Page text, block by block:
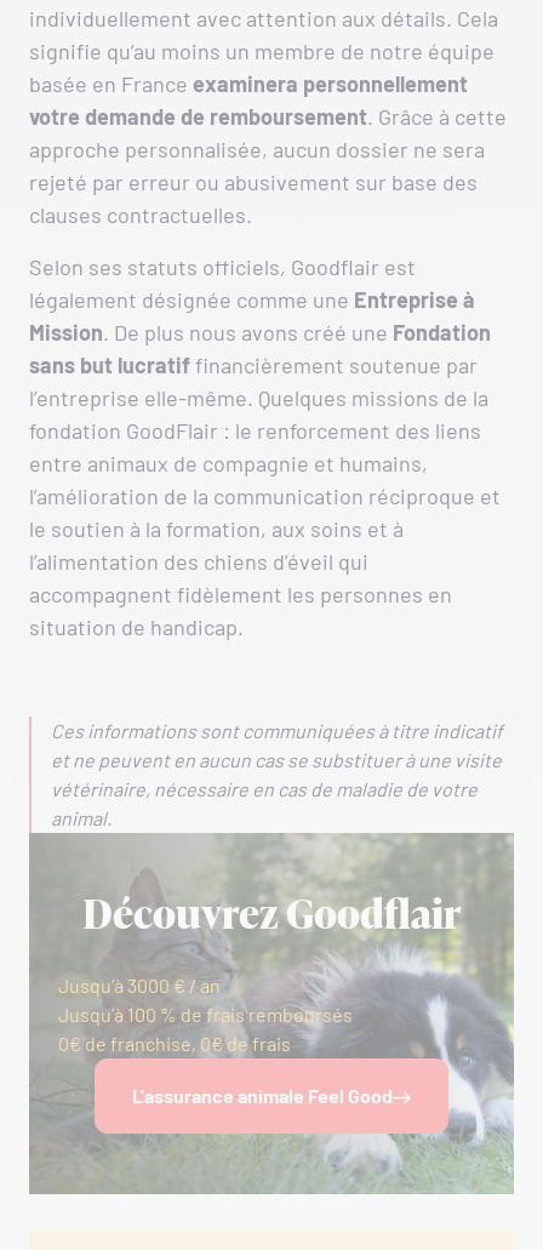
individuellement avec attention aux détails. Cela
signifie qu’au moins un membre de notre équipe
basée en France examinera personnellement
votre demande de remboursement. Grâce à cette
approche personnalisée, aucun dossier ne sera
rejeté par erreur ou abusivement sur base des
clauses contractuelles.
Selon ses statuts officiels, Goodflair est
légalement désignée comme une Entreprise à
Mission. De plus nous avons créé une Fondation
sans but lucratiffinancièrement soutenue par
l’entreprise elle-même. Quelques missions de la
fondation GoodFlair : le renforcement des liens
entre animaux de compagnie et humains,
l’amélioration de la communication réciproque et
le soutien à la formation, aux soins et à
l’alimentation des chiens d’éveil qui
accompagnent fidèlement les personnes en
situation de handicap.
Ces informations sont communiquées à titre indicatif
et ne peuvent en aucun cas se substituer à une visite
vétérinaire, nécessaire en cas de maladie de votre
animal.
Découvrez Goodflair
Jusqu’à 3000 € / an
Jusqu’à 100 % de frais remboursés
0€ de franchise, 0€ de frais
L'assurance animale Feel Good